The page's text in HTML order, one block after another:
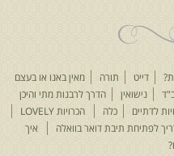
דייט תורה
מאין באנו או בעצם
נישואין
הדרך לרבנות מתי והיכן
לדתיים כלה
הכרויות LOVELY
לפתיחת תיבת דואר בוואלה
איך